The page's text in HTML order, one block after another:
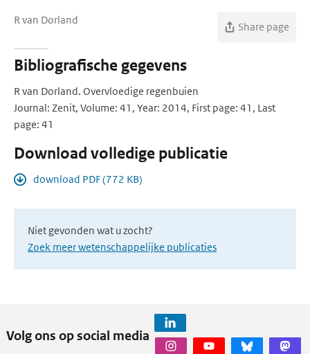
R van Dorland
Share page
Bibliografische gegevens
R van Dorland. Overvloedige regenbuien
Journal: Zenit, Volume: 41, Year: 2014, First page: 41, Last
page: 41
Download volledige publicatie
download PDF (772 KB)
Niet gevonden wat u zocht?
Zoek meer wetenschappelijke publicaties
Volg ons op social media